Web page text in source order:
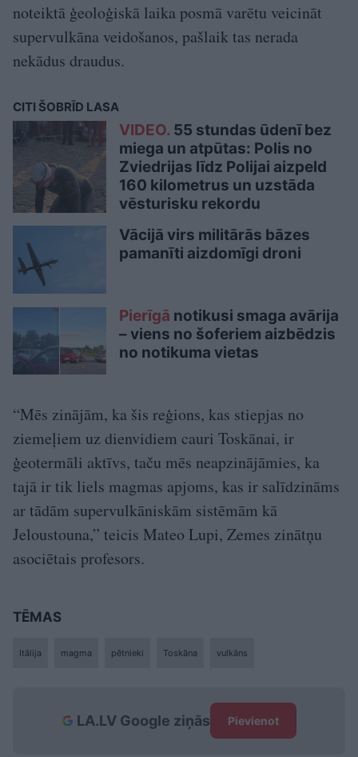
noteiktā ģeoloģiskā laika posmā varētu veicināt
supervulkāna veidošanos, pašlaik tas nerada
nekādus draudus.
CITI ŠOBRĪD LASA
VIDEO. 55 stundas ūdenī bez
miega un atpūtas: Polis no
Zviedrijas līdz Polijai aizpeld
160 kilometrus un uzstāda
vēsturisku rekordu
Vācijā virs militārās bāzes
pamanīti aizdomīgi droni
Pierīgā notikusi smaga avārija
– viens no šoferiem aizbēdzis
no notikuma vietas
“Mēs zinājām, ka šis reģions, kas stiepjas no
ziemeļiem uz dienvidiem cauri Toskānai, ir
ģeotermāli aktīvs, taču mēs neapzinājāmies, ka
tajā ir tik liels magmas apjoms, kas ir salīdzināms
ar tādām supervulkāniskām sistēmām kā
Jeloustouna,” teicis Mateo Lupi, Zemes zinātņu
asociētais profesors.
TĒMAS
Itālija magma pētnieki Toskāna vulkāns
LA.LV Google ziņās Pievienot